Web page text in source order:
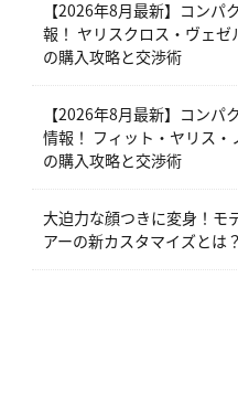
【2026年8月最新】コンパ
報！ ヤリスクロス・ヴェ
の購入攻略と交渉術
【2026年8月最新】コンパ
情報！ フィット・ヤリス
の購入攻略と交渉術
大迫力な顔つきに変身！モ
アーの新カスタマイズとは？